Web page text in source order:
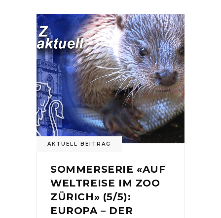
AKTUELL BEITRAG
SOMMERSERIE «AUF
WELTREISE IM ZOO
ZÜRICH» (5/5):
EUROPA – DER